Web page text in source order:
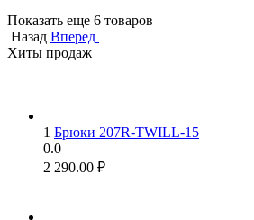
Показать еще 6 товаров
Назад Вперед
Хиты продаж
1 Брюки 207R-TWILL-15
0.0
2 290.00 ₽